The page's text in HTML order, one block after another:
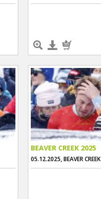
BEAVER CREEK 2025
05.12.2025, BEAVER CREEK